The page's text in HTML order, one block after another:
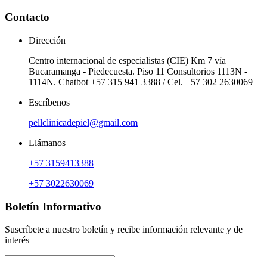
Contacto
Dirección
Centro internacional de especialistas (CIE) Km 7 vía
Bucaramanga - Piedecuesta. Piso 11 Consultorios 1113N -
1114N. Chatbot +57 315 941 3388 / Cel. +57 302 2630069
Escríbenos
pellclinicadepiel@gmail.com
Llámanos
+57 3159413388
+57 3022630069
Boletín Informativo
Suscríbete a nuestro boletín y recibe información relevante y de
interés